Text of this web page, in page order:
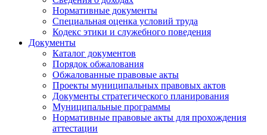
Нормативные документы
Специальная оценка условий труда
Кодекс этики и служебного поведения
Документы
Каталог документов
Порядок обжалования
Обжалованные правовые акты
Проекты муниципальных правовых актов
Документы стратегического планирования
Муниципальные программы
Нормативные правовые акты для прохождения
аттестации